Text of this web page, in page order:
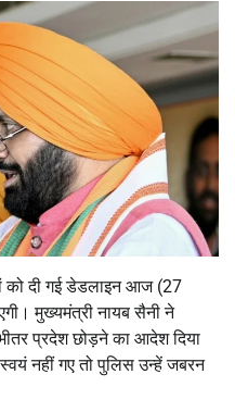
को दी गई डेडलाइन आज (27
मुख्यमंत्री नायब सैनी ने
प्रदेश छोड़ने का आदेश दिया
नहीं गए तो पुलिस उन्हें जबरन